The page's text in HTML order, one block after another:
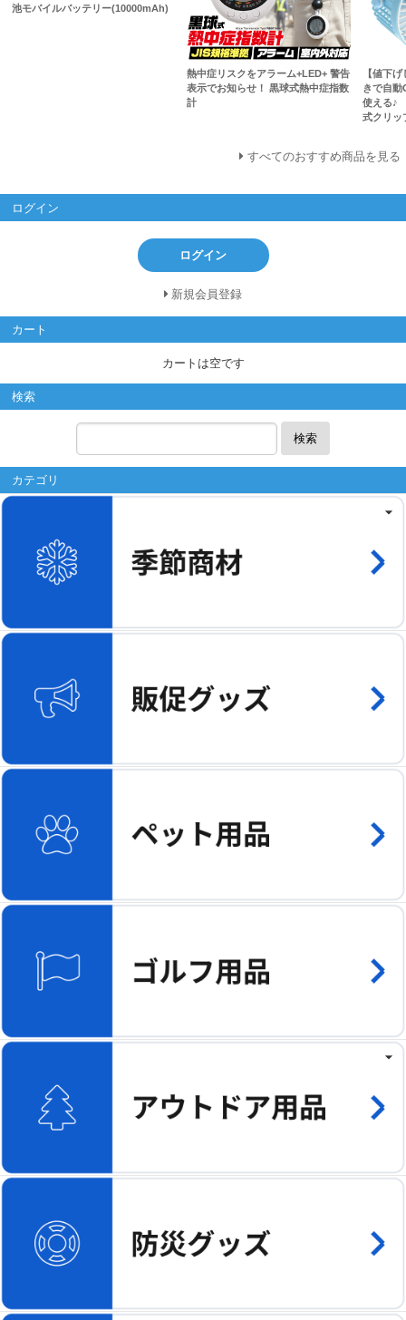
池モバイルバッテリー(10000mAh)
熱中症リスクをアラーム+LED+ 警告
表示でお知らせ！ 黒球式熱中症指数
計
【値下
きで自
使える♪
式クリッ
すべてのおすすめ商品を見る
ログイン
ログイン
新規会員登録
カート
カートは空です
検索
検索
カテゴリ